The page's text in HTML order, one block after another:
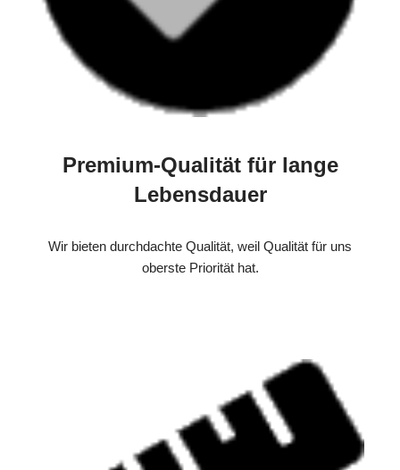
Premium-Qualität für lange
Lebensdauer
Wir bieten durchdachte Qualität, weil Qualität für uns
oberste Priorität hat.